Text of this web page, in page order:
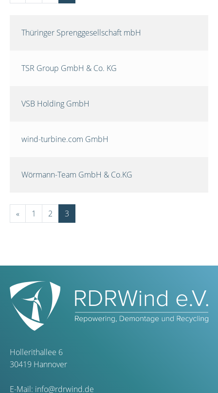
Thüringer Sprenggesellschaft mbH
TSR Group GmbH & Co. KG
VSB Holding GmbH
wind-turbine.com GmbH
Wörmann-Team GmbH & Co.KG
« 1 2 3
Hollerithallee 6
30419 Hannover
E-Mail: info@rdrwind.de